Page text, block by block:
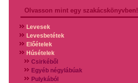
Olvasson mint egy szakácskönyvben!
Levesek
Levesbetétek
Előételek
Húsételek
Csirkéből
Egyéb négylábúak
Pulykából